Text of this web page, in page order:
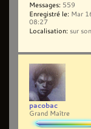
Messages: 559
Enregistré le: Mar
08:27
Localisation: sur
pacobac
Grand Maître